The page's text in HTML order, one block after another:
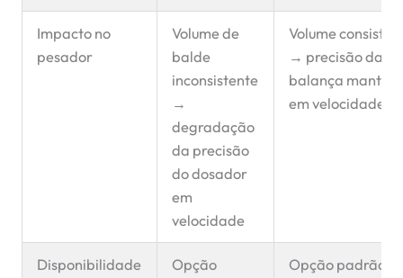
Impacto no
pesador
Volume de
balde
inconsistente
→
degradação
da precisão
do dosador
em
velocidade
Volume
→ precisão da
balança mantida
em velocidade
Disponibilidade
Opção
Opção padrão —